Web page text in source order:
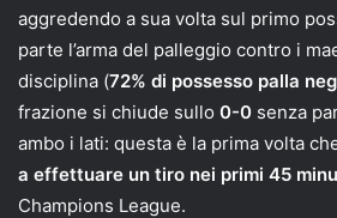
aggredendo a sua volta sul primo
parte l’arma del palleggio contro i
disciplina (72% di possesso palla
frazione si chiude sullo 0-0 senza
ambo i lati: questa è la prima volta
a effettuare un tiro nei primi 45
Champions League.